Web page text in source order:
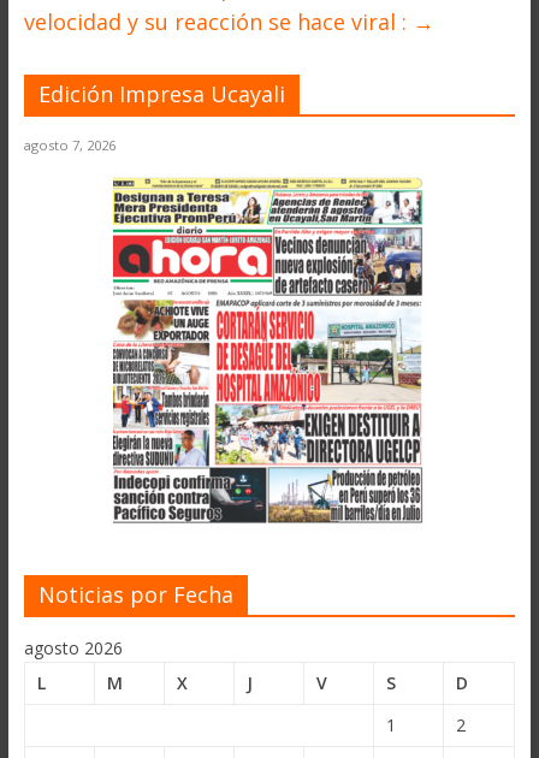
velocidad y su reacción se hace viral : →
Edición Impresa Ucayali
agosto 7, 2026
Noticias por Fecha
agosto 2026
L
M X J V S
D
1
2